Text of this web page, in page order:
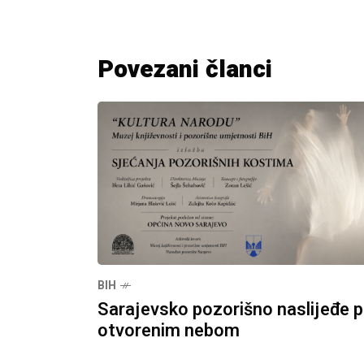
Povezani članci
BIH
Sarajevsko pozorišno naslijeđe
otvorenim nebom